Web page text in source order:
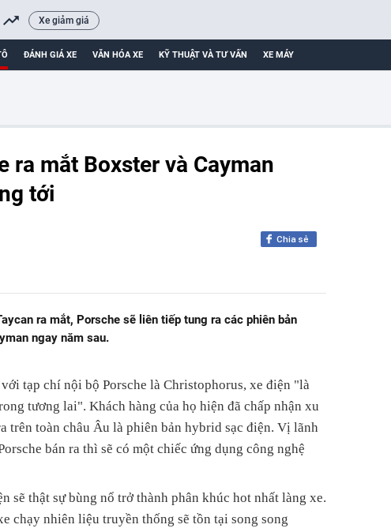
Xe giảm giá
ĐÁNH GIÁ XE VĂN HÓA XE KỸ THUẬT VÀ TƯ VẤN XE MÁY
ra mắt Boxster và Cayman
tới
Chia sẻ
ra mắt, Porsche sẽ liên tiếp tung ra các phiên bản
ngay năm sau.
tạp chí nội bộ Porsche là Christophorus, xe điện "là
tương lai". Khách hàng của họ hiện đã chấp nhận xu
trên toàn châu Âu là phiên bản hybrid sạc điện. Vị lãnh
bán ra thì sẽ có một chiếc ứng dụng công nghệ
sẽ thật sự bùng nổ trở thành phân khúc hot nhất làng xe.
chạy nhiên liệu truyền thống sẽ tồn tại song song